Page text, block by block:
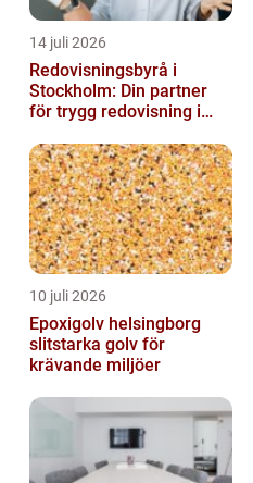
14 juli 2026
Redovisningsbyrå i
Stockholm: Din partner
för trygg redovisning i
10 juli 2026
Epoxigolv helsingborg
slitstarka golv för
krävande miljöer